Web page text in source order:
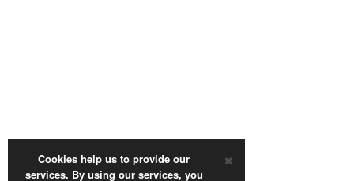
×
Cookies help us to provide our
services. By using our services, you